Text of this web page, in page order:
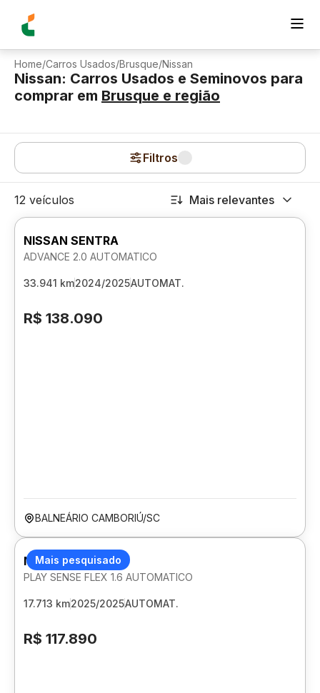
Home/Carros Usados/Brusque/Nissan
Nissan: Carros Usados e Seminovos para
comprar em Brusque e região
Filtros
12 veículos Mais relevantes
NISSAN SENTRA
ADVANCE 2.0 AUTOMATICO
33.941 km2024/2025AUTOMAT.
R$ 138.090
BALNEÁRIO CAMBORIÚ/SC
Mais pesquisado
NISSAN KICKS
PLAY SENSE FLEX 1.6 AUTOMATICO
17.713 km2025/2025AUTOMAT.
R$ 117.890